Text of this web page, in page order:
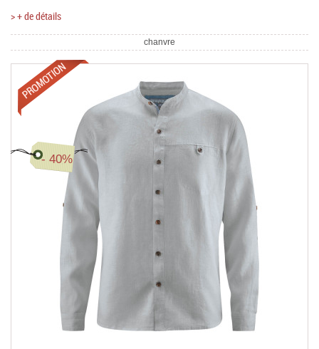
Chaussures & Sacs
Accessoires
Linge de maison
Chèques Cadeaux
PROMOTIONS
> + de détails
chanvre
Promotions
- 40%